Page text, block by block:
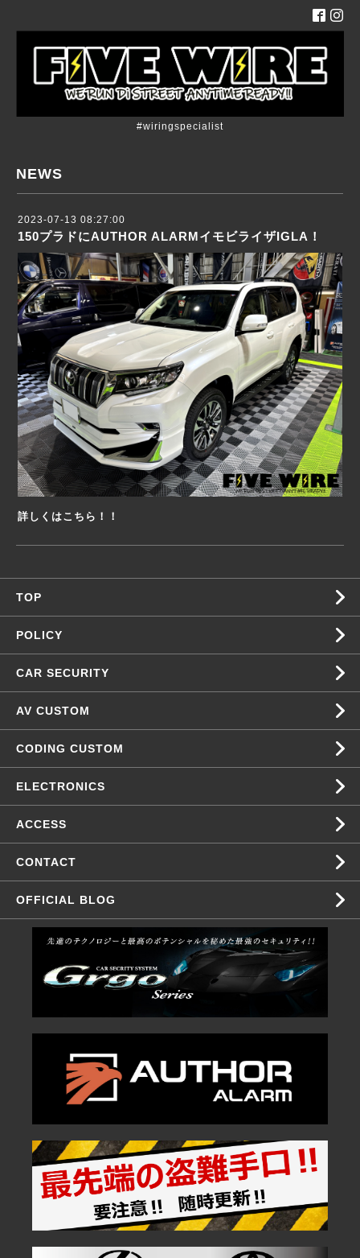
#wiringspecialist
NEWS
2023-07-13 08:27:00
150プラドにAUTHOR ALARMイモビライザIGLA！
詳しくはこちら！！
TOP
POLICY
CAR SECURITY
AV CUSTOM
CODING CUSTOM
ELECTRONICS
ACCESS
CONTACT
OFFICIAL BLOG